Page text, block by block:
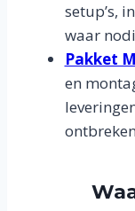
setup’s,
waar
Pakket
en